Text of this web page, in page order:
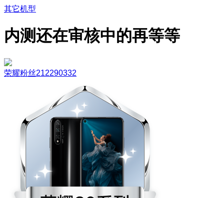
其它机型
内测还在审核中的再等等
荣耀粉丝212290332